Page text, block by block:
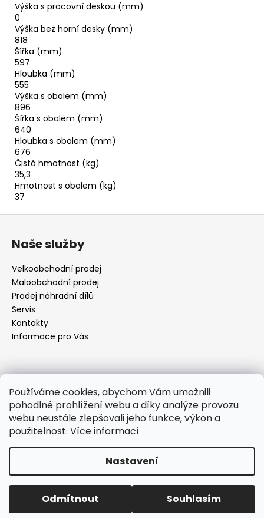
Používáme cookies, abychom Vám umožnili
pohodlné prohlížení webu a díky analýze provozu
webu neustále zlepšovali jeho funkce, výkon a
použitelnost. Více informací
Nastavení
Odmítnout Souhlasím
Výška s pracovní deskou (mm)
0
Výška bez horní desky (mm)
818
Šířka (mm)
597
Hloubka (mm)
555
Výška s obalem (mm)
896
Šířka s obalem (mm)
640
Hloubka s obalem (mm)
676
Čistá hmotnost (kg)
35,3
Hmotnost s obalem (kg)
37
Naše služby
Velkoobchodní prodej
Maloobchodní prodej
Prodej náhradní dílů
Servis
Kontakty
Informace pro Vás
objednavky@elektrorezny.cz
602 155 983
https://www.facebook.com/jirireznyelektroservis
reznyelektro
Copyright 2026Elektro Režný . Všechna práva vyhrazena.